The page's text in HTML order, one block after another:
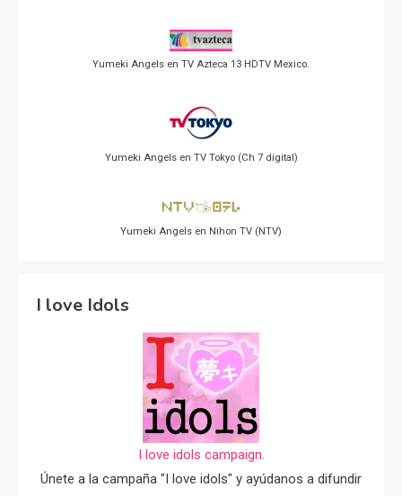
Yumeki Angels en TV Azteca 13 HDTV Mexico.
Yumeki Angels en TV Tokyo (Ch 7 digital)
Yumeki Angels en Nihon TV (NTV)
I love Idols
I love idols campaign.
Únete a la campaña "I love idols" y ayúdanos a difundir